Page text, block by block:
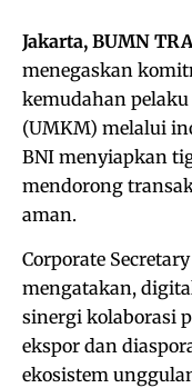
Jakarta, BUMN
menegaskan
kemudahan
(UMKM) melalui
BNI menyiapkan
mendorong
aman.
Corporate
mengatakan,
sinergi kolaborasi
ekspor dan
ekosistem